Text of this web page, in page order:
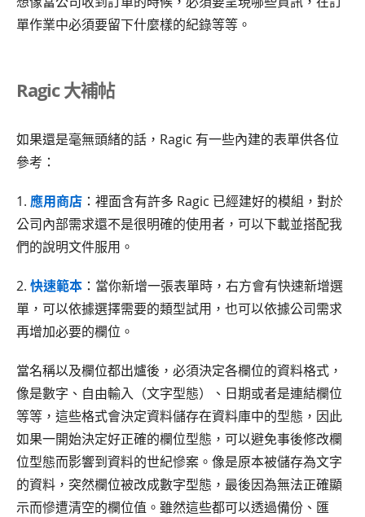
單作業中必須要留下什麼樣的紀錄等等。
Ragic 大補帖
如果還是毫無頭緒的話，Ragic 有一些內建的表單供各位
參考：
1. 應用商店 ：裡面含有許多 Ragic 已經建好的模組，對於
公司內部需求還不是很明確的使用者，可以下載並搭配我
們的說明文件服用。
2. 快速範本 ：當你新增一張表單時，右方會有快速新增選
單，可以依據選擇需要的類型試用，也可以依據公司需求
再增加必要的欄位。
當名稱以及欄位都出爐後，必須決定各欄位的資料格式，
像是數字、自由輸入（文字型態）、日期或者是連結欄位
等等，這些格式會決定資料儲存在資料庫中的型態，因此
如果一開始決定好正確的欄位型態，可以避免事後修改欄
位型態而影響到資料的世紀慘案。像是原本被儲存為文字
的資料，突然欄位被改成數字型態，最後因為無法正確顯
示而慘遭清空的欄位值。雖然這些都可以透過備份、匯